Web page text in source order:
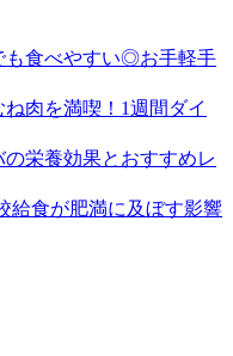
も食べやすい◎お手軽手
肉を満喫！1週間ダイ
の栄養効果とおすすめレ
給食が肥満に及ぼす影響